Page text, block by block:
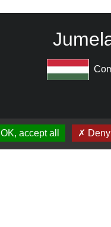
OK, accept all